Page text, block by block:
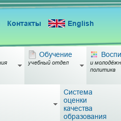
Контакты English
Обучение
учебный отдел
и
политика
Система
оценки
качества
образования